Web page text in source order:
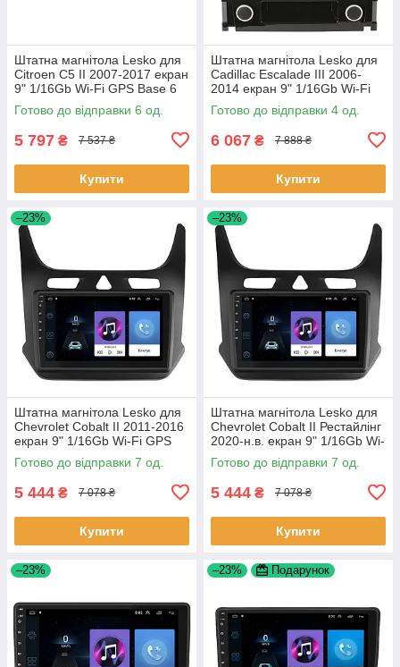
Штатна магнітола Lesko для
Citroen C5 II 2007-2017 екран
9" 1/16Gb Wi-Fi GPS Base 6
шт.
Готово до відправки 6 од.
5 797 ₴ 7 537 ₴
Купити
Штатна магнітола Lesko для
Cadillac Escalade III 2006-
2014 екран 9" 1/16Gb Wi-Fi
GPS Base Каміллак 4 шт.
Готово до відправки 4 од.
6 067 ₴ 7 888 ₴
Купити
–23%
Штатна магнітола Lesko для
Chevrolet Cobalt II 2011-2016
екран 9" 1/16Gb Wi-Fi GPS
Base Шевроле Кобальт 7 шт.
Готово до відправки 7 од.
5 444 ₴ 7 078 ₴
Купити
–23%
Штатна магнітола Lesko для
Chevrolet Cobalt II Рестайлінг
2020-н.в. екран 9" 1/16Gb Wi-
Fi GPS Base 7 шт.
Готово до відправки 7 од.
5 444 ₴ 7 078 ₴
Купити
–23% –23% Подарунок